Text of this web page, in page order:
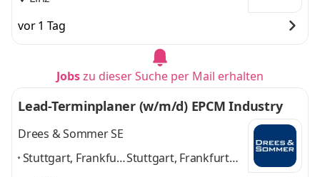
vor 1 Tag
Jobszu dieser Suche per Mail erhalten
Lead-Terminplaner (w/m/d) EPCM Industry
Drees & Sommer SE
Stuttgart, FrankfurtStuttgart, Frankfurt